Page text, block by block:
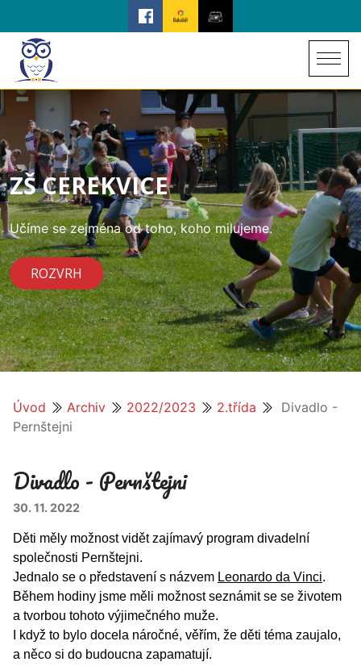
ZŠ CEREKVICE
Učíme se zejména od toho, koho milujeme.
ROZVRH
Úvod Archiv 2022/2023 2.třída
Divadlo -
Pernštejni
Divadlo - Pernštejni
30. 11. 2022
Děti měly možnost vidět zajímavý program divadelní
společnosti Pernštejni.
Jednalo se o představení s názvem Leonardo da Vinci.
Během hodiny jsme měli možnost seznámit se se životem
a tvorbou tohoto výjimečného muže.
I když to bylo docela náročné, věřím, že děti téma zaujalo,
a něco si do budoucna zapamatují.